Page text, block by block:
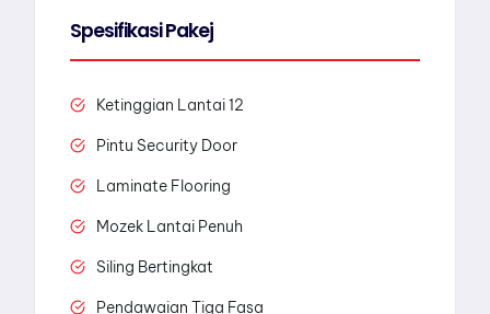
Spesifikasi Pakej
Ketinggian Lantai 12
Pintu Security Door
Laminate Flooring
Mozek Lantai Penuh
Siling Bertingkat
Pendawaian Tiga Fasa